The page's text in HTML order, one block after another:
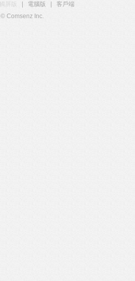
觸屏版 電腦版
客戶端
© Comsenz Inc.